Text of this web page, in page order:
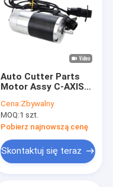
Auto Cutter Parts
Motor Assy C-AXIS
S52W/BOX For
Cutter Machine
Cena:Zbywalny
MOQ:1 szt.
Pobierz najnowszą cenę
Skontaktuj się teraz